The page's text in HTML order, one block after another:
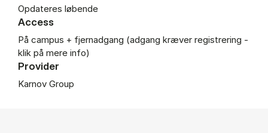
Opdateres løbende
Access
På campus + fjernadgang (adgang kræver registrering -
klik på mere info)
Provider
Karnov Group